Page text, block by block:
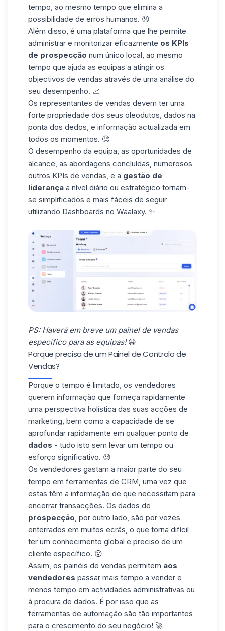
tempo, ao mesmo tempo que elimina a
possibilidade de erros humanos. 😣
Além disso, é uma plataforma que lhe permite
administrar e monitorizar eficazmente os KPIs
de prospecção num único local, ao mesmo
tempo que ajuda as equipas a atingir os
objectivos de vendas através de uma análise do
seu desempenho. 📈
Os representantes de vendas devem ter uma
forte propriedade dos seus oleodutos, dados na
ponta dos dedos, e informação actualizada em
todos os momentos. 🧐
O desempenho da equipa, as oportunidades de
alcance, as abordagens concluídas, numerosos
outros KPIs de vendas, e a gestão de
liderança a nível diário ou estratégico tornam-
se simplificados e mais fáceis de seguir
utilizando Dashboards no Waalaxy. ✨
PS: Haverá em breve um painel de vendas
específico para as equipas!😀
Porque precisa de um Painel de Controlo de
Vendas?
Porque o tempo é limitado, os vendedores
querem informação que forneça rapidamente
uma perspectiva holística das suas acções de
marketing, bem como a capacidade de se
aprofundar rapidamente em qualquer ponto de
dados - tudo isto sem levar um tempo ou
esforço significativo. 😓
Os vendedores gastam a maior parte do seu
tempo em ferramentas de CRM , uma vez que
estas têm a informação de que necessitam para
encerrar transacções. Os dados de
prospecção , por outro lado, são por vezes
enterrados em muitos ecrãs, o que torna difícil
ter um conhecimento global e preciso de um
cliente específico. 😮
Assim, os painéis de vendas permitem aos
vendedores passar mais tempo a vender e
menos tempo em actividades administrativas ou
à procura de dados. É por isso que as
ferramentas de automação são tão importantes
para o crescimento do seu negócio! 🚀